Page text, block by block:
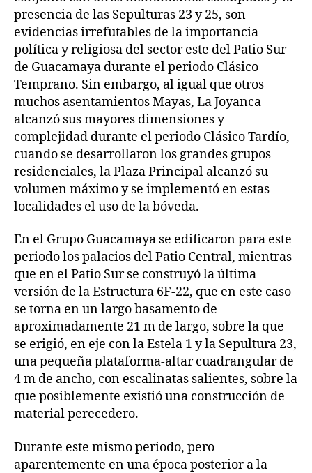
presencia de las Sepulturas 23 y 25, son
evidencias irrefutables de la importancia
política y religiosa del sector este del Patio Sur
de Guacamaya durante el periodo Clásico
Temprano. Sin embargo, al igual que otros
muchos asentamientos Mayas, La Joyanca
alcanzó sus mayores dimensiones y
complejidad durante el periodo Clásico Tardío,
cuando se desarrollaron los grandes grupos
residenciales, la Plaza Principal alcanzó su
volumen máximo y se implementó en estas
localidades el uso de la bóveda.
En el Grupo Guacamaya se edificaron para este
periodo los palacios del Patio Central, mientras
que en el Patio Sur se construyó la última
versión de la Estructura 6F-22, que en este caso
se torna en un largo basamento de
aproximadamente 21 m de largo, sobre la que
se erigió, en eje con la Estela 1 y la Sepultura 23,
una pequeña plataforma-altar cuadrangular de
4 m de ancho, con escalinatas salientes, sobre la
que posiblemente existió una construcción de
material perecedero.
Durante este mismo periodo, pero
aparentemente en una época posterior a la